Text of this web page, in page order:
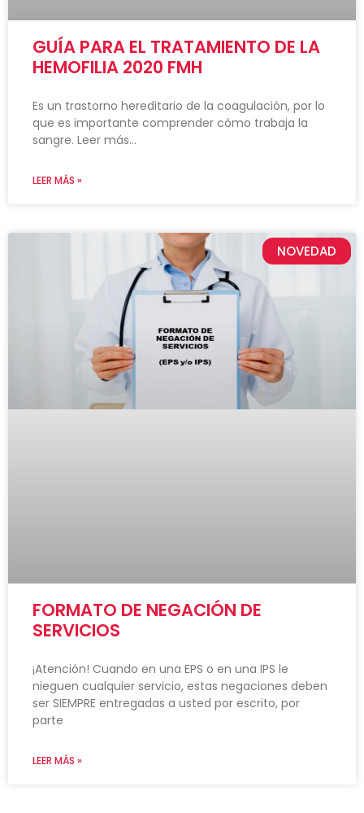
GUÍA PARA EL TRATAMIENTO DE LA
HEMOFILIA 2020 FMH
Es un trastorno hereditario de la coagulación, por lo
que es importante comprender cómo trabaja la
sangre. Leer más…
LEER MÁS »
NOVEDAD
FORMATO DE NEGACIÓN DE
SERVICIOS
¡Atención! Cuando en una EPS o en una IPS le
nieguen cualquier servicio, estas negaciones deben
ser SIEMPRE entregadas a usted por escrito, por
parte
LEER MÁS »